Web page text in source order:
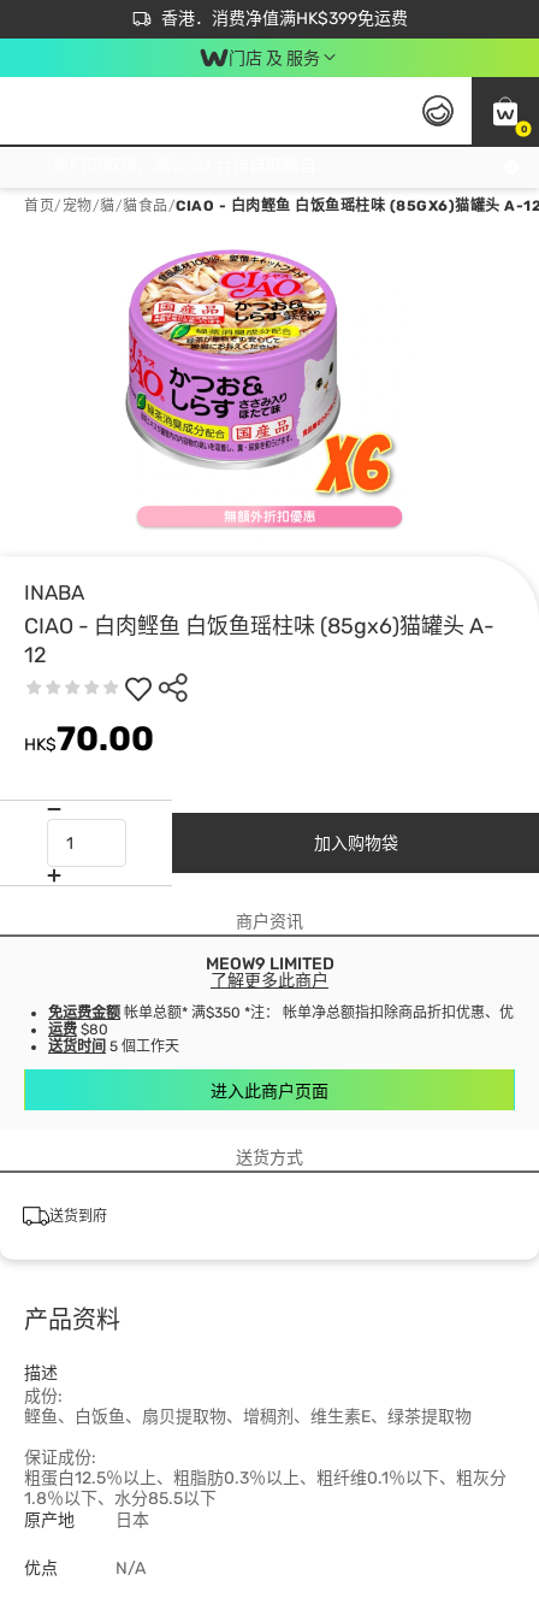
香港．消费净值满HK$399免运费
立即成为易赏钱会员尽享独家优惠
首次APP下单买满$450 输入 NEWAPP 即减$50
门店 及 服务
0
首页/ 宠物/貓/貓食品/CIAO - 白肉鲣鱼 白饭鱼瑶柱味 (85GX6)猫罐头 A-
INABA
CIAO - 白肉鲣鱼 白饭鱼瑶柱味 (85gx6)猫罐头 A-
12
HK$70.00
加入购物袋
商户资讯
MEOW9 LIMITED
了解更多此商户
免运费金额 帐单总额* 满$350 *注： 帐单净总额指扣除商品折扣优惠、优惠
运费 $80
送货时间 5 個工作天
进入此商户页面
送货方式
送货到府
产品资料
描述
成份:
鲣鱼、白饭鱼、扇贝提取物、增稠剂、维生素E、绿茶提取物
保证成份:
粗蛋白12.5％以上、粗脂肪0.3％以上、粗纤维0.1％以下、粗灰分
1.8％以下、水分85.5以下
原产地
日本
优点 N/A